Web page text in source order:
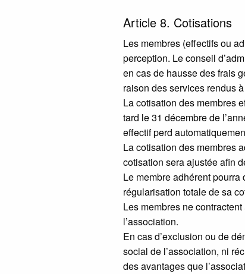
Article 8. Cotisations
Les membres (effectifs ou
perception. Le conseil
en cas de hausse des frais
raison des services rendus
La cotisation des membres
tard le 31 décembre de
effectif perd
La cotisation des membres
cotisation sera ajustée afin
Le membre adhérent pourra
régularisation totale de sa
Les membres ne
l’association.
En cas d’exclusion ou de
social de l’association, ni
des avantages que